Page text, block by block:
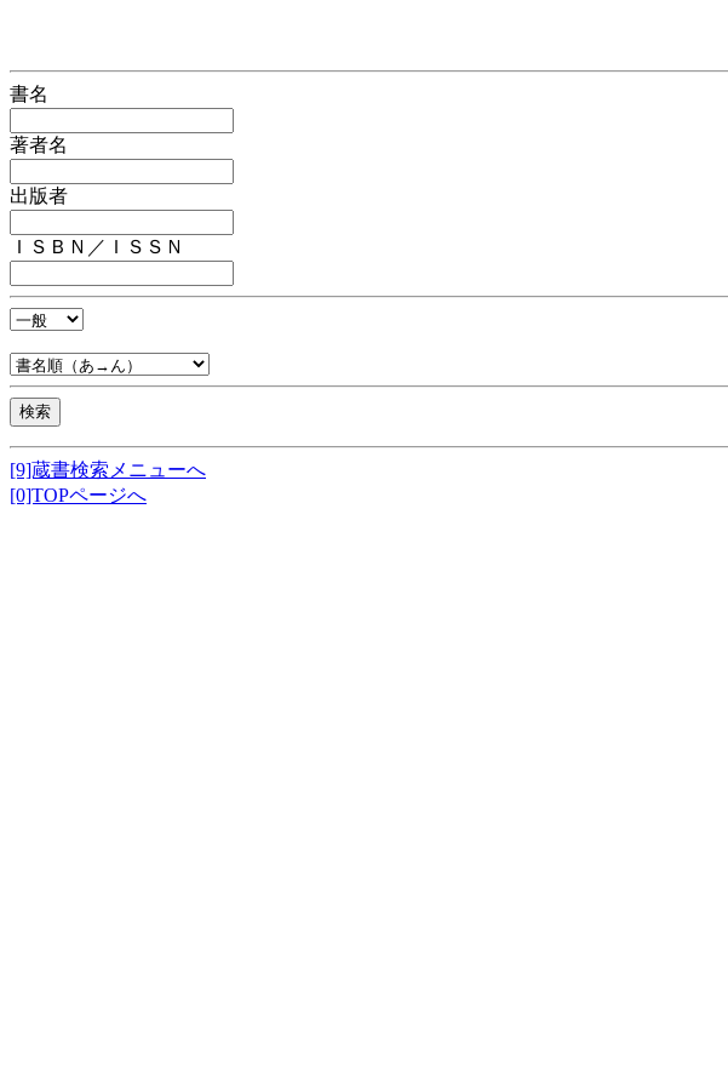
書名
著者名
出版者
ＩＳＢＮ／ＩＳＳＮ
[9]蔵書検索メニューへ
[0]TOPページへ